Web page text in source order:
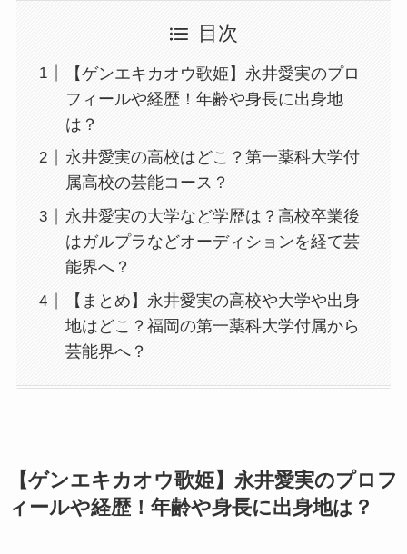
目次
【ゲンエキカオウ歌姫】永井愛実のプロ
フィールや経歴！年齢や身長に出身地
は？
永井愛実の高校はどこ？第一薬科大学付
属高校の芸能コース？
永井愛実の大学など学歴は？高校卒業後
はガルプラなどオーディションを経て芸
能界へ？
【まとめ】永井愛実の高校や大学や出身
地はどこ？福岡の第一薬科大学付属から
芸能界へ？
【ゲンエキカオウ歌姫】永井愛実のプロフ
ィールや経歴！年齢や身長に出身地は？